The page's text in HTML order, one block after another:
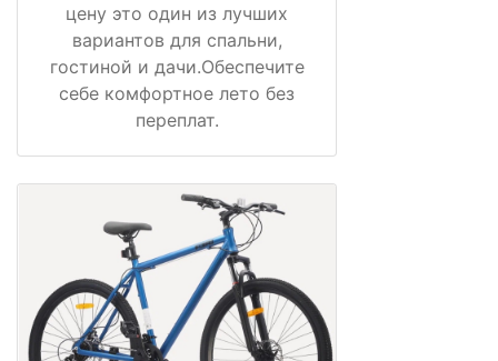
цену это один из лучших
вариантов для спальни,
гостиной и дачи.Обеспечите
себе комфортное лето без
переплат.